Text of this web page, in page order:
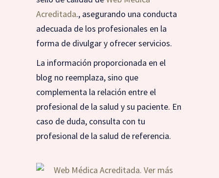
Acreditada., asegurando una conducta
adecuada de los profesionales en la
forma de divulgar y ofrecer servicios.
La información proporcionada en el
blog no reemplaza, sino que
complementa la relación entre el
profesional de la salud y su paciente. En
caso de duda, consulta con tu
profesional de la salud de referencia.